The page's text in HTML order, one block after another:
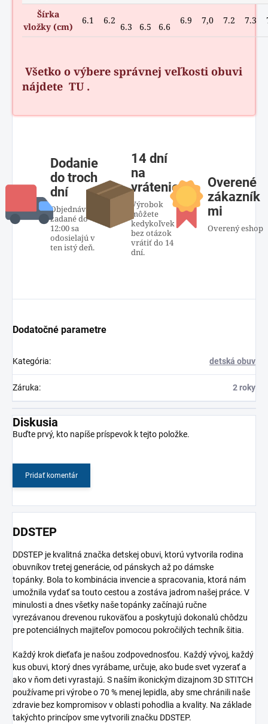
Šírka
vložky (cm)
6.1 6.2
6.3 6.5 6.6
6.9 7,0 7.2 7.3
Všetko o výbere správnej veľkosti obuvi
nájdete TU.
Dodanie
do troch
dní
Objednávky
zadané do
12:00 sa
odosielajú v
ten istý deň.
14 dní
na
vrátenie
Výrobok
môžete
kedykoľvek
bez otázok
vrátiť do 14
dní.
Overené
zákazník
mi
Overený eshop
Dodatočné parametre
Kategória: detská obuv
Záruka: 2 roky
Diskusia
Buďte prvý, kto napíše príspevok k tejto položke.
Pridať komentár
DDSTEP
DDSTEP je kvalitná značka detskej obuvi, ktorú vytvorila rodina
obuvníkov tretej generácie, od pánskych až po dámske
topánky. Bola to kombinácia invencie a spracovania, ktorá nám
umožnila vydať sa touto cestou a zostáva jadrom našej práce. V
minulosti a dnes všetky naše topánky začínajú ručne
vyrezávanou drevenou rukoväťou a poskytujú dokonalú chôdzu
pre potenciálnych majiteľov pomocou pokročilých techník šitia.
Každý krok dieťaťa je našou zodpovednosťou. Každý vývoj, každý
kus obuvi, ktorý dnes vyrábame, určuje, ako bude svet vyzerať a
ako v ňom deti vyrastajú. S naším ikonickým dizajnom 3D STITCH
používame pri výrobe o 70 % menej lepidla, aby sme chránili naše
zdravie bez kompromisov v oblasti pohodlia a kvality. Na základe
takýchto princípov sme vytvorili značku DDSTEP.